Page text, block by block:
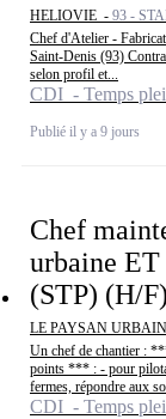
HELIOVIE - 93 -
Chef d'Atelier -
Saint-Denis (93)
selon profil et...
CDI - Temps
Publié il y a 9 jours
Chef
urbaine
(STP) (H/F)
LE PAYSAN
Un chef de chantier :
points *** : - pour
fermes, répondre aux
CDI - Temps